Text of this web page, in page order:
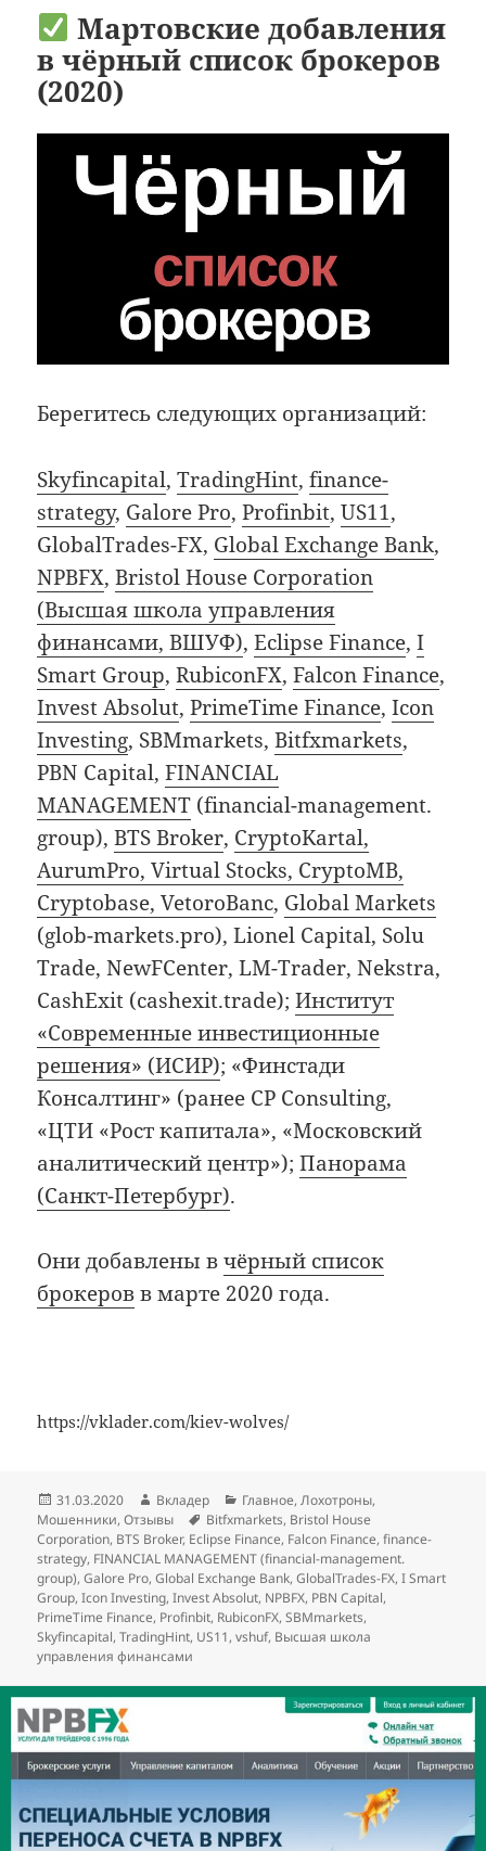
Мартовские добавления
в чёрный список брокеров
(2020)
Берегитесь следующих организаций:
Skyfincapital,TradingHint,finance-
strategy, Galore Pro,Profinbit,US11,
GlobalTrades-FX, Global Exchange Bank,
NPBFX,Bristol House Corporation
(Высшая школа управления
финансами, ВШУФ),Eclipse Finance,I
Smart Group,RubiconFX,Falcon Finance,
Invest Absolut,PrimeTime Finance,Icon
Investing, SBMmarkets,Bitfxmarkets,
PBN Capital,FINANCIAL
MANAGEMENT (financial-management.
group),BTS Broker, CryptoKartal,
AurumPro, Virtual Stocks, CryptoMB,
Cryptobase, VetoroBanc, Global Markets
(glob-markets.pro), Lionel Capital, Solu
Trade, NewFCenter, LM-Trader, Nekstra,
CashExit (cashexit.trade);Институт
«Современные инвестиционные
решения» (ИСИР); «Финстади
Консалтинг» (ранее CP Consulting,
«ЦТИ «Рост капитала», «Московский
аналитический центр»);Панорама
(Санкт-Петербург).
Они добавлены вчёрный список
брокеровв марте 2020 года.
https://vklader.com/kiev-wolves/
Опубликовано
31.03.2020 Автор
Вкладер Рубрики
Главное,Лохотроны,
Мошенники,Отзывы Метки
Bitfxmarkets, Bristol House
Corporation, BTS Broker, Eclipse Finance, Falcon Finance,finance-
strategy, FINANCIAL MANAGEMENT (financial-management.
group),Galore Pro,Global Exchange Bank,GlobalTrades-FX,I Smart
Group,Icon Investing,Invest Absolut, NPBFX, PBN Capital,
PrimeTime Finance, Profinbit, RubiconFX,SBMmarkets,
Skyfincapital,TradingHint, US11,vshuf, Высшая школа
управления финансами